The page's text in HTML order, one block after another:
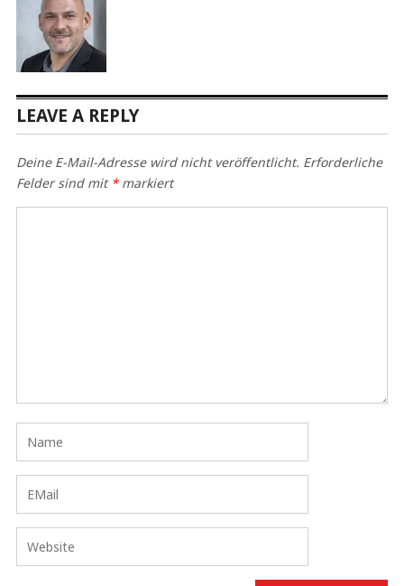
LEAVE A REPLY
Deine E-Mail-Adresse wird nicht veröffentlicht. Erforderliche
Felder sind mit *markiert